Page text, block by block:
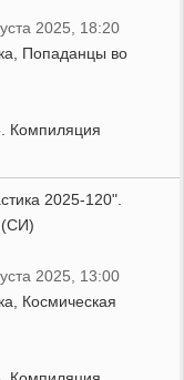
2025, 18:20
Попаданцы во
Компиляция
2025-120".
(СИ)
2025, 13:00
Космическая